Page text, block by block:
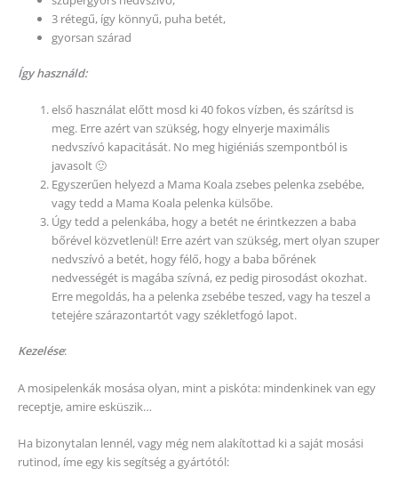
3 rétegű, így könnyű, puha betét,
gyorsan szárad
Így használd:
első használat előtt mosd ki 40 fokos vízben, és szárítsd is
meg. Erre azért van szükség, hogy elnyerje maximális
nedvszívó kapacitását. No meg higiéniás szempontból is
javasolt 🙂
Egyszerűen helyezd a Mama Koala zsebes pelenka zsebébe,
vagy tedd a Mama Koala pelenka külsőbe.
Úgy tedd a pelenkába, hogy a betét ne érintkezzen a baba
bőrével közvetlenül! Erre azért van szükség, mert olyan szuper
nedvszívó a betét, hogy félő, hogy a baba bőrének
nedvességét is magába szívná, ez pedig pirosodást okozhat.
Erre megoldás, ha a pelenka zsebébe teszed, vagy ha teszel a
tetejére szárazontartót vagy székletfogó lapot.
Kezelése:
A mosipelenkák mosása olyan, mint a piskóta: mindenkinek van egy
receptje, amire esküszik…
Ha bizonytalan lennél, vagy még nem alakítottad ki a saját mosási
rutinod, íme egy kis segítség a gyártótól: